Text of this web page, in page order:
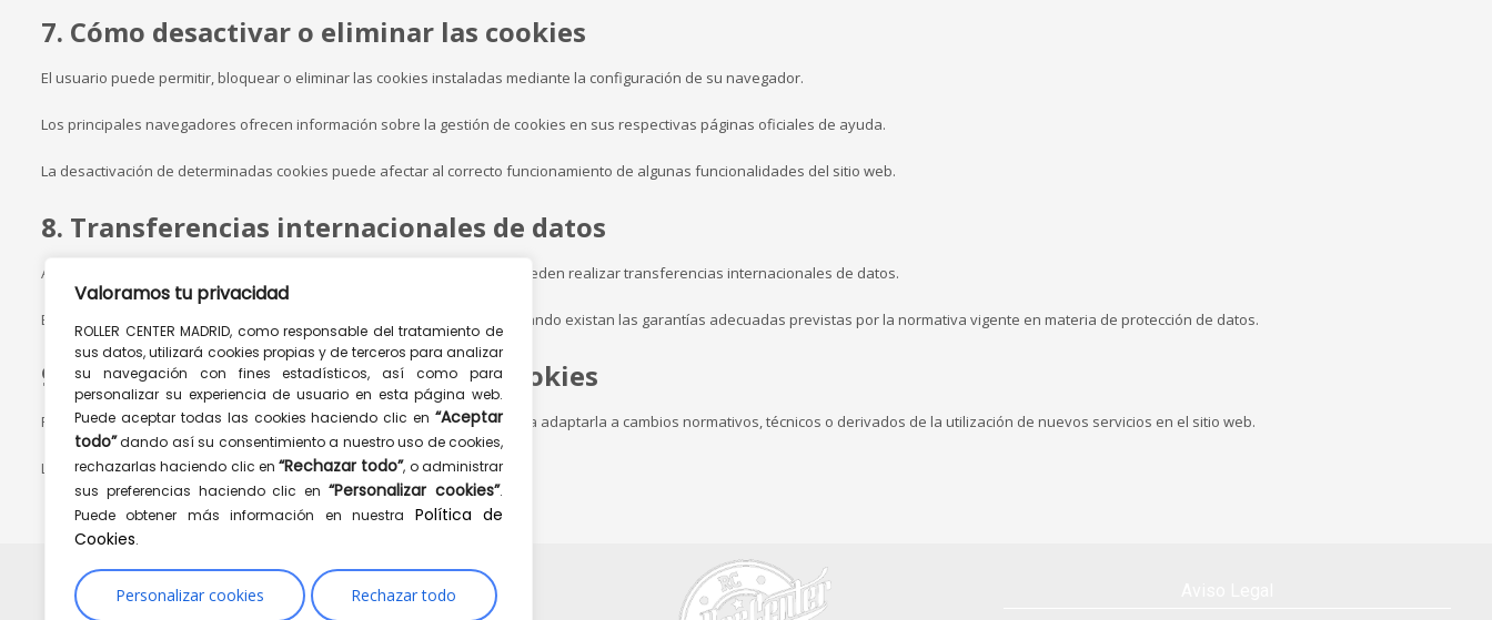
Valoramos tu privacidad
ROLLER CENTER MADRID, como responsable del tratamiento de
sus datos, utilizará cookies propias y de terceros para analizar
su navegación con fines estadísticos, así como para
personalizar su experiencia de usuario en esta página web.
Puede aceptar todas las cookies haciendo clic en “Aceptar
todo”dando así su consentimiento a nuestro uso de cookies,
rechazarlas haciendo clic en“Rechazar todo”, o administrar
sus preferencias haciendo clic en“Personalizar cookies”.
Puede obtener más información en nuestra Política de
Cookies.
Personalizar cookies Rechazar todo
7. Cómo desactivar o eliminar las cookies
El usuario puede permitir, bloquear o eliminar las cookies instaladas mediante la configuración de su navegador.
Los principales navegadores ofrecen información sobre la gestión de cookies en sus respectivas páginas oficiales de ayuda.
La desactivación de determinadas cookies puede afectar al correcto funcionamiento de algunas funcionalidades del sitio web.
8. Transferencias internacionales de datos
Algunos de los proveedores de servicios utilizados por este sitio web pueden realizar transferencias internacionales de datos.
En estos casos, dichas transferencias se llevarán a cabo únicamente cuando existan las garantías adecuadas previstas por la normativa vigente en materia de protección de datos.
9. Modificaciones de la Política de Cookies
Roller Center Madrid podrá modificar la presente Política de Cookies para adaptarla a cambios normativos, técnicos o derivados de la utilización de nuevos servicios en el sitio web.
La versión vigente será, en cada momento, la publicada en esta página.